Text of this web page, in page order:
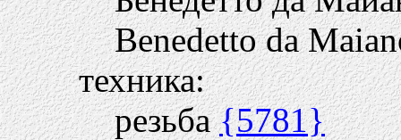
Benedetto da
техника:
резьба{5781}